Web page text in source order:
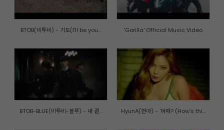
BTOB(비투비) - 기도(I'll be you... 'Gorilla' Official Music Video
BTOB-BLUE(비투비-블루) - 내 곁... HyunA(현아) - '어때? (How's thi...